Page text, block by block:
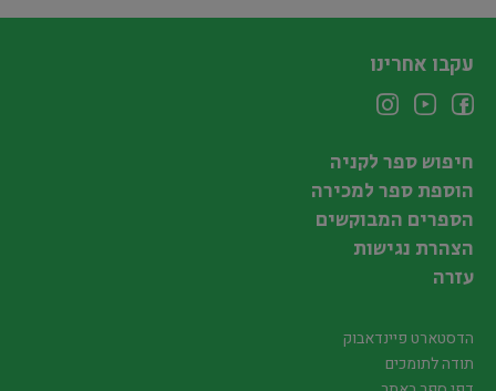
עקבו אחרינו
חיפוש ספר לקניה
הוספת ספר למכירה
הספרים המבוקשים
הצהרת נגישות
עזרה
הדסטארט פיינדאבוק
תודה לתומכים